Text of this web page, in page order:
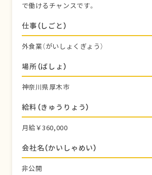
で働けるチャンスです。
仕事（しごと）
外食業（がいしょくぎょう）
場所（ばしょ）
神奈川県厚木市
給料（きゅうりょう）
月給￥360,000
会社名（かいしゃめい）
非公開